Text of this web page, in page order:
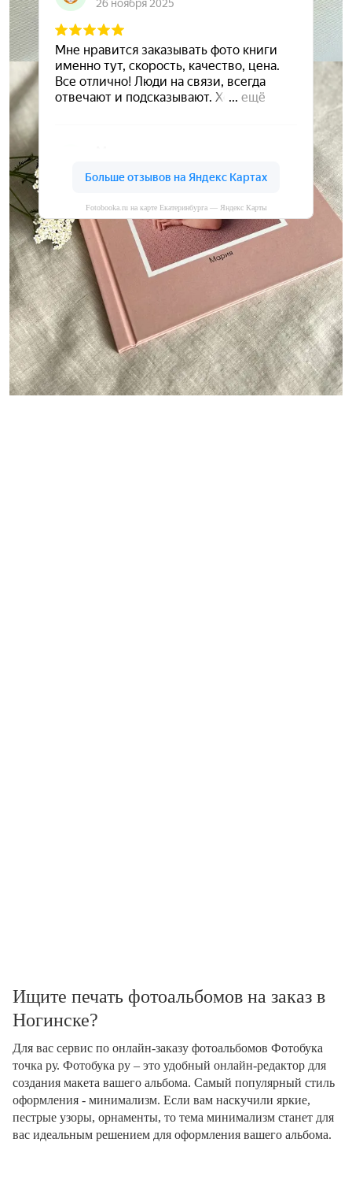
Fotobooka.ru на карте Екатеринбурга — Яндекс Карты
Сохраните ваши воспоминания
А мы вам в этом поможем
Ищите печать фотоальбомов на заказ в
Ногинске?
Для вас сервис по онлайн-заказу фотоальбомов Фотобука
точка ру. Фотобука ру – это удобный онлайн-редактор для
создания макета вашего альбома. Самый популярный стиль
оформления - минимализм. Если вам наскучили яркие,
пестрые узоры, орнаменты, то тема минимализм станет для
вас идеальным решением для оформления вашего альбома.